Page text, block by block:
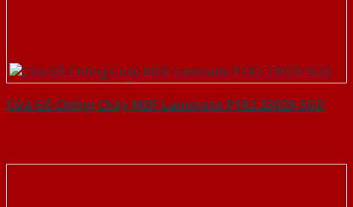
Cửa Gỗ Chống Cháy MDF Laminate P1R2 23029-SGD